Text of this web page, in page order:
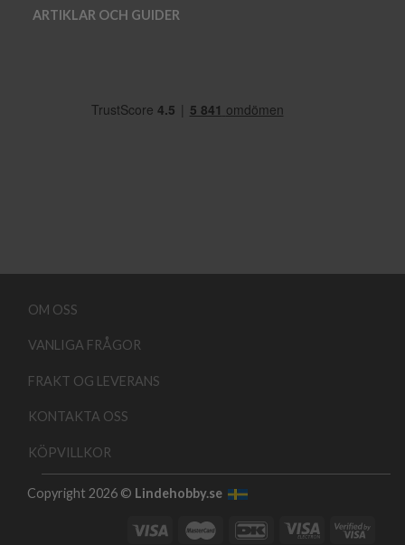
ARTIKLAR OCH GUIDER
OM OSS
VANLIGA FRÅGOR
FRAKT OG LEVERANS
KONTAKTA OSS
KÖPVILLKOR
Copyright 2026 © Lindehobby.se